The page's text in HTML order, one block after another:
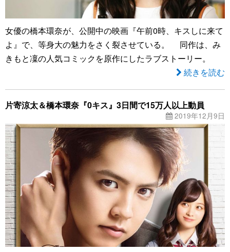
女優の橋本環奈が、公開中の映画『午前0時、キスしに来て
よ』で、等身大の魅力をさく裂させている。 同作は、み
きもと凜の人気コミックを原作にしたラブストーリー。
続きを読む
片寄涼太＆橋本環奈『0キス』3日間で15万人以上動員
2019年12月9日